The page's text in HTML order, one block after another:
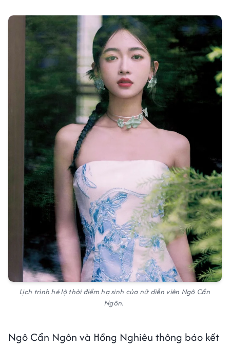
Lịch trình hé lộ thời điểm hạ sinh của nữ diễn viên Ngô Cẩn
Ngôn.
Ngô Cẩn Ngôn và Hồng Nghiêu thông báo kết